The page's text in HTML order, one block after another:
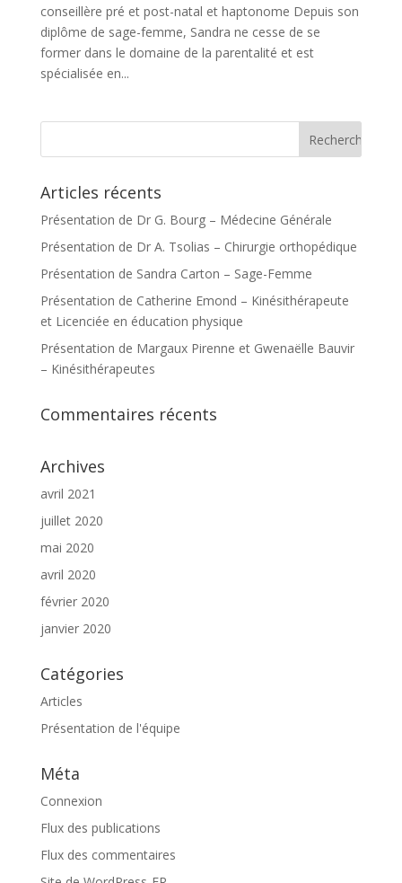
conseillère pré et post-natal et haptonome Depuis son
diplôme de sage-femme, Sandra ne cesse de se
former dans le domaine de la parentalité et est
spécialisée en...
Articles récents
Présentation de Dr G. Bourg – Médecine Générale
Présentation de Dr A. Tsolias – Chirurgie orthopédique
Présentation de Sandra Carton – Sage-Femme
Présentation de Catherine Emond – Kinésithérapeute
et Licenciée en éducation physique
Présentation de Margaux Pirenne et Gwenaëlle Bauvir
– Kinésithérapeutes
Commentaires récents
Archives
avril 2021
juillet 2020
mai 2020
avril 2020
février 2020
janvier 2020
Catégories
Articles
Présentation de l'équipe
Méta
Connexion
Flux des publications
Flux des commentaires